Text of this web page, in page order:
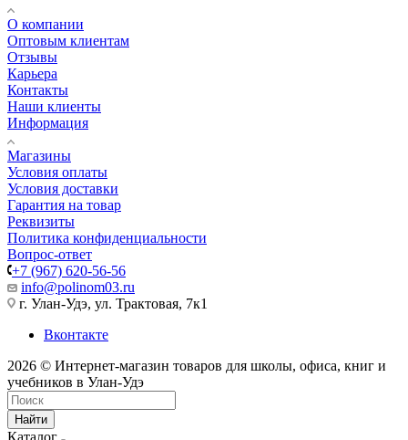
О компании
Оптовым клиентам
Отзывы
Карьера
Контакты
Наши клиенты
Информация
Магазины
Условия оплаты
Условия доставки
Гарантия на товар
Реквизиты
Политика конфиденциальности
Вопрос-ответ
+7 (967) 620-56-56
info@polinom03.ru
г. Улан-Удэ, ул. Трактовая, 7к1
Вконтакте
2026 © Интернет-магазин товаров для школы, офиса, книг и
учебников в Улан-Удэ
Найти
Каталог